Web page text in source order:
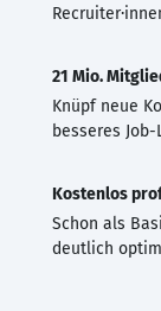
21 Mio.
Knüpf neue
besseres Job-
Kostenlos
Schon als
deutlich